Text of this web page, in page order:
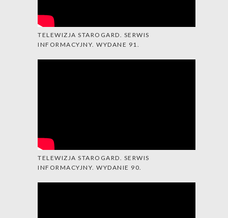
TELEWIZJA STAROGARD. SERWIS
INFORMACYJNY. WYDANE 91.
TELEWIZJA STAROGARD. SERWIS
INFORMACYJNY. WYDANIE 90.